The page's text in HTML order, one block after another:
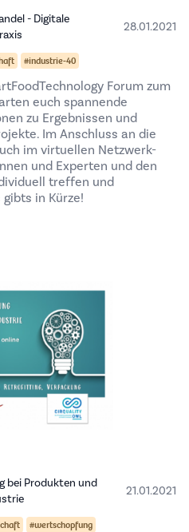
- Digitale
28.01.2021
#industrie-40
Forum zum
euch spannende
zu Ergebnissen und
Im Anschluss an die
im virtuellen Netzwerk-
und Experten und den
treffen und
in Kürze!
bei Produkten und
21.01.2021
#wertschopfung